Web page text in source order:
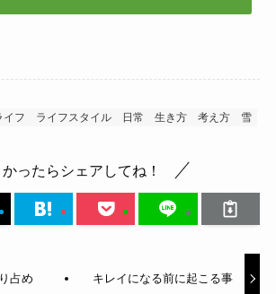
イフ ライフスタイル 日常 生き方 考え方 雪
かったらシェアしてね！
占め キレイになる前に起こる事